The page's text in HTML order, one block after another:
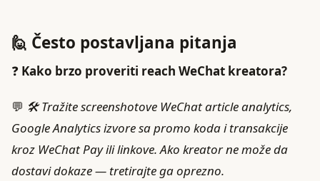
🙋 Često postavljana pitanja
❓ Kako brzo proveriti reach WeChat kreatora?
💬 🛠️ Tražite screenshotove WeChat article analytics,
Google Analytics izvore sa promo koda i transakcije
kroz WeChat Pay ili linkove. Ako kreator ne može da
dostavi dokaze — tretirajte ga oprezno.